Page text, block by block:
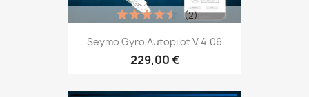
Seymo Gyro Autopilot V 4.06
229,00 €
(2)